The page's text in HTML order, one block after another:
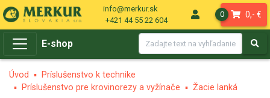
info@merkur.sk
+421 44 55 22 604
0 0,- €
E-shop
Úvod
Príslušenstvo k technike
Príslušenstvo pre krovinorezy a vyžínače
Žacie lanká